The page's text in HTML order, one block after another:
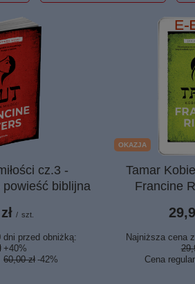
cz.3 -
biblijna
/ szt.
dni przed obniżką:
+40%
60,00 zł -42%
OKAZJA
Tamar
Francine
Najniższa cena
Cena